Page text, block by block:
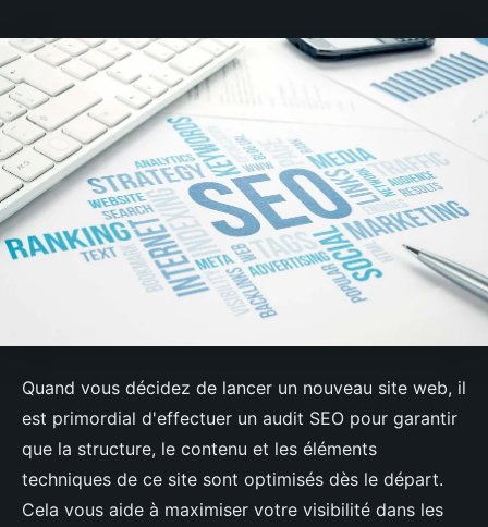
Quand vous décidez de lancer un nouveau site web, il
est primordial d'effectuer un audit SEO pour garantir
que la structure, le contenu et les éléments
techniques de ce site sont optimisés dès le départ.
Cela vous aide à maximiser votre visibilité dans les